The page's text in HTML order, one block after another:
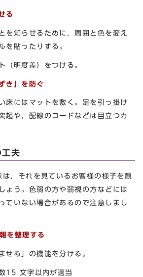
る
を知らせるために，周囲と色を変え
貼ったりする。
（明度差）をつける。
き」を防ぐ
床にはマットを敷く。足を引っ掛け
起や，配線のコードなどは目立つカ
工夫
，それを見ているお客様の様子を観
ょう。色弱の方や弱視の方などには
ていない場合があるので注意しまし
を整理する
せる」の機能を分ける。
15 文字以内が適当